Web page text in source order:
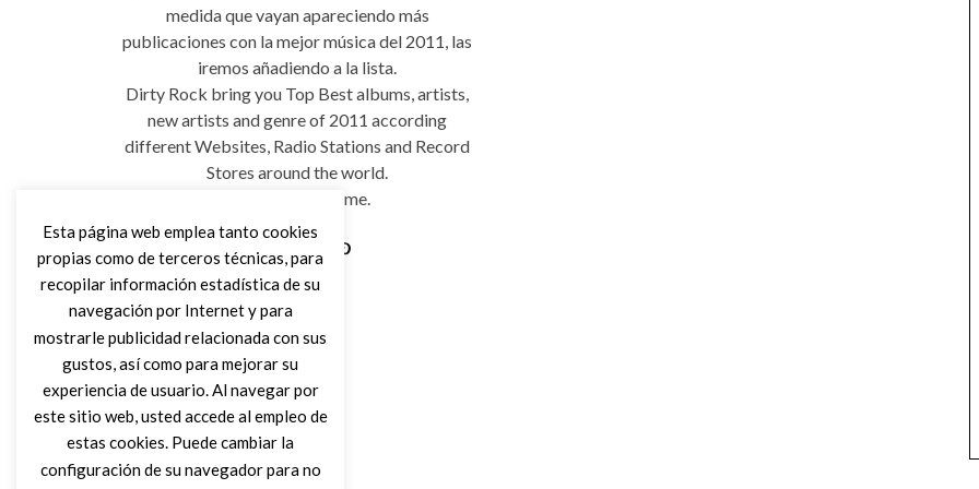
medida que vayan apareciendo más
publicaciones con la mejor música del 2011, las
iremos añadiendo a la lista.
Dirty Rock bring you Top Best albums, artists,
new artists and genre of 2011 according
different Websites, Radio Stations and Record
Stores around the world.
Best is yet to come.
Leer Más
Esta página web emplea tanto cookies
propias como de terceros técnicas, para
recopilar información estadística de su
navegación por Internet y para
mostrarle publicidad relacionada con sus
gustos, así como para mejorar su
experiencia de usuario. Al navegar por
este sitio web, usted accede al empleo de
estas cookies. Puede cambiar la
configuración de su navegador para no